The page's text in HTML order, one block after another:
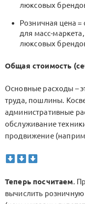
люксовых
Розничная цена =
для масс-
люксовых
Общая стоимость
Основные расходы –
труда, пошлины.
административные
обслуживание
продвижение
Теперь посчитаем.
вычислить